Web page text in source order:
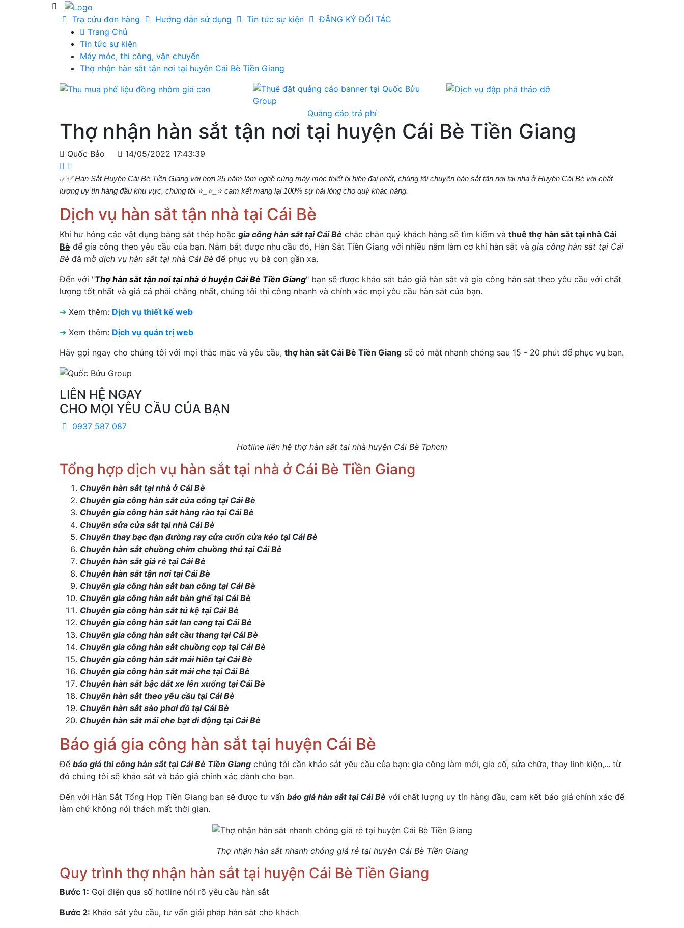
Tra cứu đơn hàng Hướng dẫn sử dụng Tin tức sự kiện
ĐĂNG KÝ ĐỐI TÁC
Trang Chủ
Tin tức sự kiện
Máy móc, thi công, vận chuyển
Thợ nhận hàn sắt tận nơi tại huyện Cái Bè Tiền Giang
Quảng cáo trả phí
Thợ nhận hàn sắt tận nơi tại huyện Cái Bè Tiền Giang
Quốc Bảo 14/05/2022 17:43:39
✅✅Hàn Sắt Huyện Cái Bè Tiền Giang với hơn 25 năm làm nghề cùng máy móc thiết bị hiện đại nhất, chúng tôi chuyên hàn sắt tận nơi tại nhà ở Huyện Cái Bè với chất
lượng uy tín hàng đầu khu vực, chúng tôi ⭐_⭐_⭐ cam kết mang lại 100% sự hài lòng cho quý khác hàng.
Dịch vụ hàn sắt tận nhà tại Cái Bè
Khi hư hỏng các vật dụng bằng sắt thép hoặc gia công hàn sắt tại Cái Bè chắc chắn quý khách hàng sẽ tìm kiếm và thuê thợ hàn sắt tại nhà Cái
Bè để gia công theo yêu cầu của bạn. Nắm bắt được nhu cầu đó, Hàn Sắt Tiền Giang với nhiều năm làm cơ khí hàn sắt và gia công hàn sắt tại Cái
Bè đã mở dịch vụ hàn sắt tại nhà Cái Bè để phục vụ bà con gần xa.
Đến với "Thợ hàn sắt tận nơi tại nhà ở huyện Cái Bè Tiền Giang" bạn sẽ được khảo sát báo giá hàn sắt và gia công hàn sắt theo yêu cầu với chất
lượng tốt nhất và giá cả phải chăng nhất, chúng tôi thi công nhanh và chính xác mọi yêu cầu hàn sắt của bạn.
➜ Xem thêm: Dịch vụ thiết kế web
➜ Xem thêm: Dịch vụ quản trị web
Hãy gọi ngay cho chúng tôi với mọi thắc mắc và yêu cầu, thợ hàn sắt Cái Bè Tiền Giang sẽ có mặt nhanh chóng sau 15 - 20 phút để phục vụ bạn.
LIÊN HỆ NGAY
CHO MỌI YÊU CẦU CỦA BẠN
0937 587 087
Hotline liên hệ thợ hàn sắt tại nhà huyện Cái Bè Tphcm
Tổng hợp dịch vụ hàn sắt tại nhà ở Cái Bè Tiền Giang
Chuyên hàn sắt tại nhà ở Cái Bè
Chuyên gia công hàn sắt cửa cổng tại Cái Bè
Chuyên gia công hàn sắt hàng rào tại Cái Bè
Chuyên sửa cửa sắt tại nhà Cái Bè
Chuyên thay bạc đạn đường ray cửa cuốn cửa kéo tại Cái Bè
Chuyên hàn sắt chuồng chim chuồng thú tại Cái Bè
Chuyên hàn sắt giá rẻ tại Cái Bè
Chuyên hàn sắt tận nơi tại Cái Bè
Chuyên gia công hàn sắt ban công tại Cái Bè
Chuyên gia công hàn sắt bàn ghế tại Cái Bè
Chuyên gia công hàn sắt tủ kệ tại Cái Bè
Chuyên gia công hàn sắt lan cang tại Cái Bè
Chuyên gia công hàn sắt cầu thang tại Cái Bè
Chuyên gia công hàn sắt chuồng cọp tại Cái Bè
Chuyên gia công hàn sắt mái hiên tại Cái Bè
Chuyên gia công hàn sắt mái che tại Cái Bè
Chuyên hàn sắt bậc dắt xe lên xuống tại Cái Bè
Chuyên hàn sắt theo yêu cầu tại Cái Bè
Chuyên hàn sắt sào phơi đồ tại Cái Bè
Chuyên hàn sắt mái che bạt di động tại Cái Bè
Báo giá gia công hàn sắt tại huyện Cái Bè
Để báo giá thi công hàn sắt tại Cái Bè Tiền Giang chúng tôi cần khảo sát yêu cầu của bạn: gia công làm mới, gia cố, sửa chữa, thay linh kiện,... từ
đó chúng tôi sẽ khảo sát và báo giá chính xác dành cho bạn.
Đến với Hàn Sắt Tổng Hợp Tiền Giang bạn sẽ được tư vấn báo giá hàn sắt tại Cái Bè với chất lượng uy tín hàng đầu, cam kết báo giá chính xác để
làm chứ không nói thách mất thời gian.
Thợ nhận hàn sắt nhanh chóng giá rẻ tại huyện Cái Bè Tiền Giang
Quy trình thợ nhận hàn sắt tại huyện Cái Bè Tiền Giang
Bước 1: Gọi điện qua số hotline nói rõ yêu cầu hàn sắt
Bước 2: Khảo sát yêu cầu, tư vấn giải pháp hàn sắt cho khách